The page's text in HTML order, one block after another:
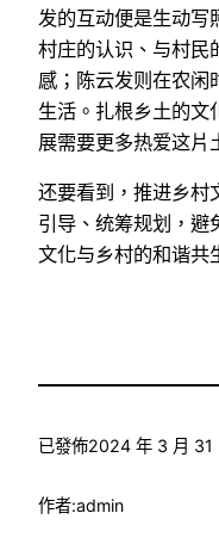
发的互动便是生动写
村庄的认识、与村民
感；陈云发则在农闲
生活。扎根乡土的文
展需要更多热爱这片
还要看到，推进乡村
引导、统筹规划，避
文化与乡村的和谐共
已發佈2024 年 3 月 31
作者:admin